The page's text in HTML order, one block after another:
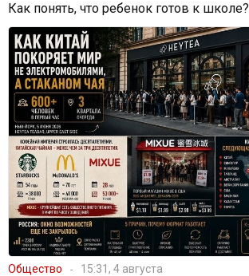
Как понять, что ребенок готов к школе?
Общество 15:31, 4 августа